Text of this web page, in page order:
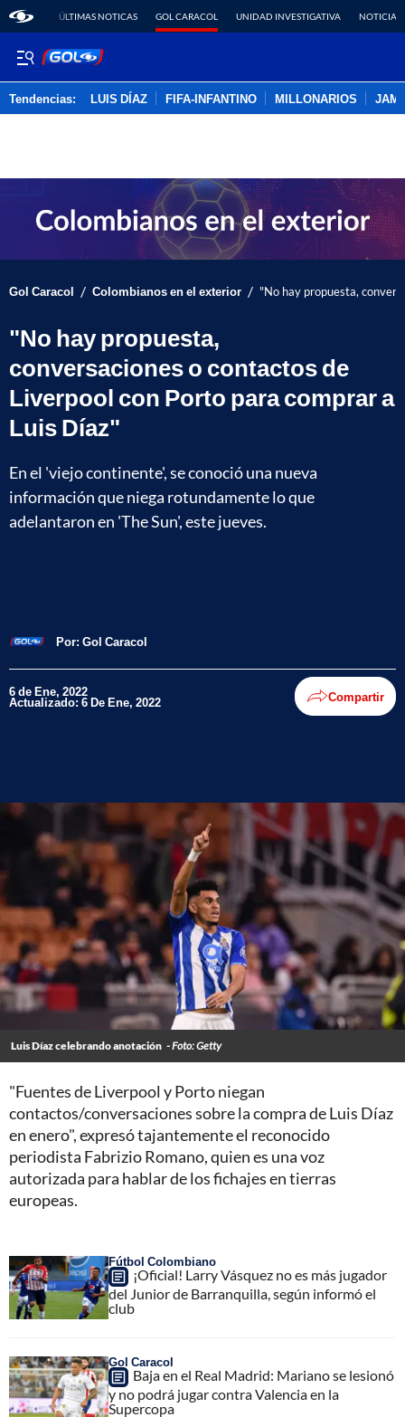
ÚLTIMAS NOTICAS GOL CARACOL UNIDAD INVESTIGATIVA NOTICIAS
Tendencias: LUIS DÍAZ FIFA-INFANTINO MILLONARIOS
Gol Caracol / Colombianos en el exterior / "No hay propuesta,
"No hay propuesta,
conversaciones o contactos de
Liverpool con Porto para comprar a
Luis Díaz"
En el 'viejo continente', se conoció una nueva
información que niega rotundamente lo que
adelantaron en 'The Sun', este jueves.
Por: Gol Caracol
6 de Ene, 2022
Actualizado: 6 De Ene, 2022 Compartir
Luis Díaz celebrando anotación - Foto: Getty
"Fuentes de Liverpool y Porto niegan
contactos/conversaciones sobre la compra de Luis Díaz
en enero", expresó tajantemente el reconocido
periodista Fabrizio Romano, quien es una voz
autorizada para hablar de los fichajes en tierras
europeas.
Fútbol Colombiano
¡Oficial! Larry Vásquez no es más jugador
del Junior de Barranquilla, según informó el
club
Gol Caracol
Baja en el Real Madrid: Mariano se lesionó
y no podrá jugar contra Valencia en la
Supercopa